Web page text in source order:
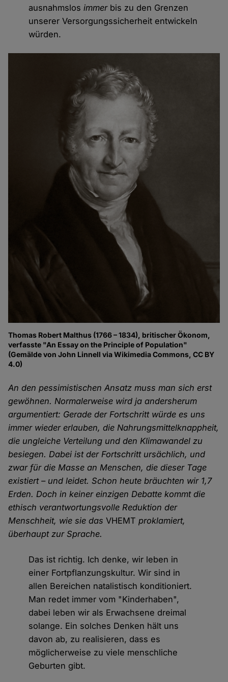
ausnahmslosimmerbis zu den Grenzen
unserer Versorgungssicherheit entwickeln
würden.
Thomas Robert Malthus (1766 – 1834), britischer Ökonom,
verfasste "An Essay on the Principle of Population"
(Gemälde von John Linnell via Wikimedia Commons, CC BY
4.0)
An den pessimistischen Ansatz muss man sich erst
gewöhnen. Normalerweise wird ja andersherum
argumentiert: Gerade der Fortschritt würde es uns
immer wieder erlauben, die Nahrungsmittelknappheit,
die ungleiche Verteilung und den Klimawandel zu
besiegen. Dabei ist der Fortschritt ursächlich, und
zwar für die Masse an Menschen, die dieser Tage
existiert – und leidet. Schon heute bräuchten wir 1,7
Erden. Doch in keiner einzigen Debatte kommt die
ethisch verantwortungsvolle Reduktion der
Menschheit, wie sie dasVHEMT proklamiert,
überhaupt zur Sprache.
Das ist richtig. Ich denke, wir leben in
einer Fortpflanzungskultur. Wir sind in
allen Bereichen natalistisch konditioniert.
Man redet immer vom "Kinderhaben",
dabei leben wir als Erwachsene dreimal
solange. Ein solches Denken hält uns
davon ab, zu realisieren, dass es
möglicherweise zu viele menschliche
Geburten gibt.